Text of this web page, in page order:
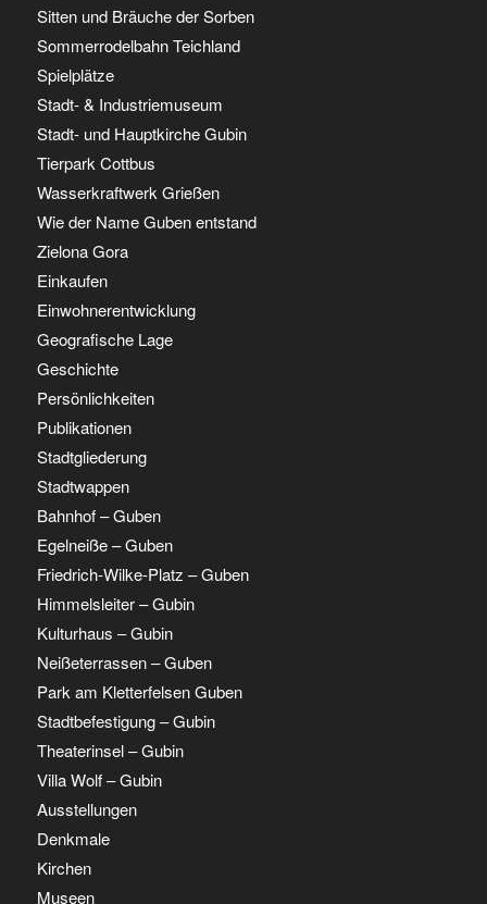
Sitten und Bräuche der Sorben
Sommerrodelbahn Teichland
Spielplätze
Stadt- & Industriemuseum
Stadt- und Hauptkirche Gubin
Tierpark Cottbus
Wasserkraftwerk Grießen
Wie der Name Guben entstand
Zielona Gora
Einkaufen
Einwohnerentwicklung
Geografische Lage
Geschichte
Persönlichkeiten
Publikationen
Stadtgliederung
Stadtwappen
Bahnhof – Guben
Egelneiße – Guben
Friedrich-Wilke-Platz – Guben
Himmelsleiter – Gubin
Kulturhaus – Gubin
Neißeterrassen – Guben
Park am Kletterfelsen Guben
Stadtbefestigung – Gubin
Theaterinsel – Gubin
Villa Wolf – Gubin
Ausstellungen
Denkmale
Kirchen
Museen